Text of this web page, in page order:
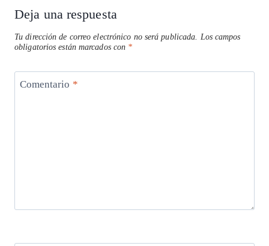
Deja una respuesta
Tu dirección de correo electrónico no será publicada.
Los campos
obligatorios están marcados con *
Comentario *